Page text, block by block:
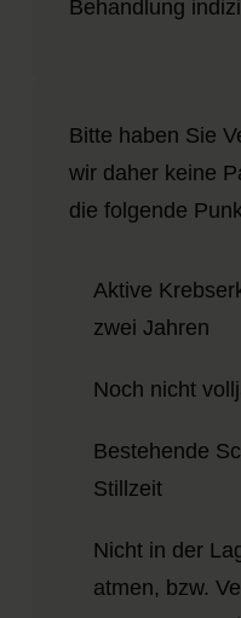
Behandlung
Bitte haben Sie
wir daher keine
die folgende
Aktive
zwei Jahren
Noch nicht
Bestehende
Stillzeit
Nicht in der
atmen, bzw.